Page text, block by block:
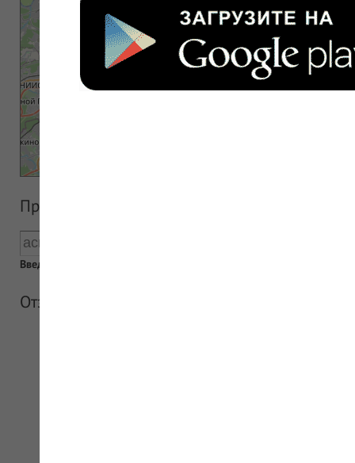
Прайс аптеки
Введен пустой поисковый запрос
Отзывы об аптеке